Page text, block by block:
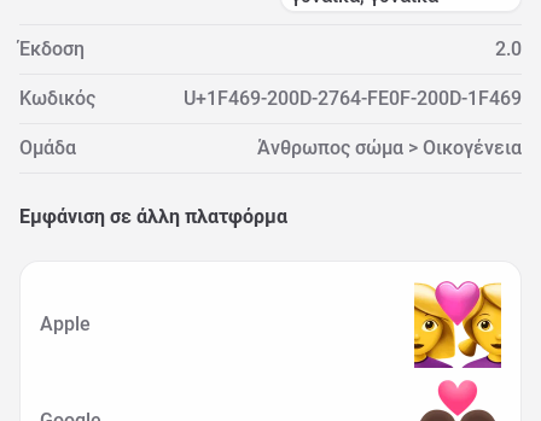
Έκδοση 2.0
Κωδικός U+1F469-200D-2764-FE0F-200D-1F469
Ομάδα Άνθρωπος σώμα > Οικογένεια
Εμφάνιση σε άλλη πλατφόρμα
Apple